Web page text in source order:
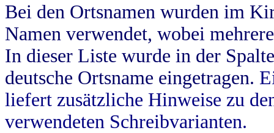
Bei den Ortsnamen wurden im
Namen verwendet, wobei
In dieser Liste wurde in der
deutsche Ortsname eingetragen.
liefert zusätzliche Hinweise zu
verwendeten Schreibvarianten.